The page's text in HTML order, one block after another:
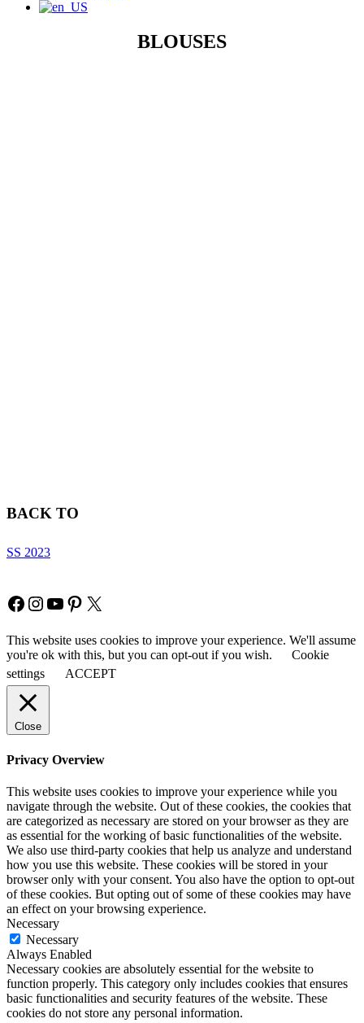
BLOUSES
BACK TO
SS 2023
Facebook
Instagram
YouTube
Pinterest
X
This website uses cookies to improve your experience. We'll assume
you're ok with this, but you can opt-out if you wish.
Cookie
settings
ACCEPT
Close
Privacy Overview
This website uses cookies to improve your experience while you
navigate through the website. Out of these cookies, the cookies that
are categorized as necessary are stored on your browser as they are
as essential for the working of basic functionalities of the website.
We also use third-party cookies that help us analyze and understand
how you use this website. These cookies will be stored in your
browser only with your consent. You also have the option to opt-out
of these cookies. But opting out of some of these cookies may have
an effect on your browsing experience.
Necessary
Necessary
Always Enabled
Necessary cookies are absolutely essential for the website to
function properly. This category only includes cookies that ensures
basic functionalities and security features of the website. These
cookies do not store any personal information.